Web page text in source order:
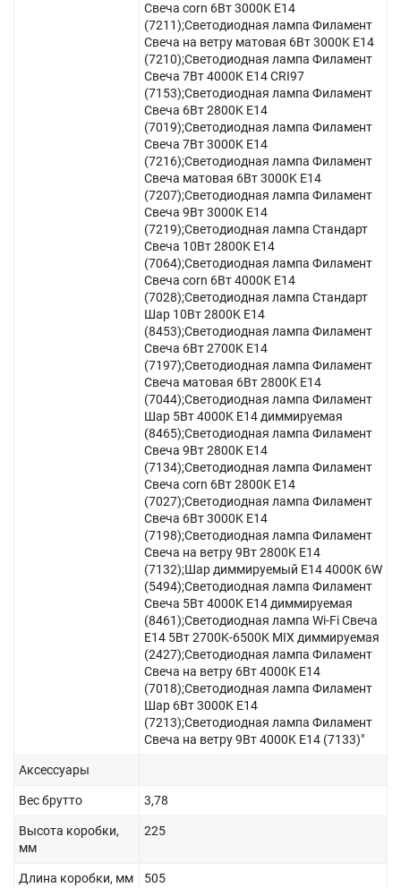
Свеча corn 6Вт 3000K E14
(7211);Светодиодная лампа Филамент
Свеча на ветру матовая 6Вт 3000K E14
(7210);Светодиодная лампа Филамент
Свеча 7Вт 4000K E14 CRI97
(7153);Светодиодная лампа Филамент
Свеча 6Вт 2800K E14
(7019);Светодиодная лампа Филамент
Свеча 7Вт 3000K E14
(7216);Светодиодная лампа Филамент
Свеча матовая 6Вт 3000K E14
(7207);Светодиодная лампа Филамент
Свеча 9Вт 3000K E14
(7219);Светодиодная лампа Стандарт
Свеча 10Вт 2800K E14
(7064);Светодиодная лампа Филамент
Свеча corn 6Вт 4000K E14
(7028);Светодиодная лампа Стандарт
Шар 10Вт 2800K E14
(8453);Светодиодная лампа Филамент
Свеча 6Вт 2700K E14
(7197);Светодиодная лампа Филамент
Свеча матовая 6Вт 2800K E14
(7044);Светодиодная лампа Филамент
Шар 5Вт 4000K E14 диммируемая
(8465);Светодиодная лампа Филамент
Свеча 9Вт 2800K E14
(7134);Светодиодная лампа Филамент
Свеча corn 6Вт 2800K E14
(7027);Светодиодная лампа Филамент
Свеча 6Вт 3000K E14
(7198);Светодиодная лампа Филамент
Свеча на ветру 9Вт 2800K E14
(7132);Шар диммируемый Е14 4000К 6W
(5494);Светодиодная лампа Филамент
Свеча 5Вт 4000K E14 диммируемая
(8461);Светодиодная лампа Wi-Fi Свеча
E14 5Вт 2700K-6500K MIX диммируемая
(2427);Светодиодная лампа Филамент
Свеча на ветру 6Вт 4000K E14
(7018);Светодиодная лампа Филамент
Шар 6Вт 3000K E14
(7213);Светодиодная лампа Филамент
Свеча на ветру 9Вт 4000K E14 (7133)"
Аксессуары
Вес брутто 3,78
Высота коробки,
мм
225
Длина коробки, мм 505